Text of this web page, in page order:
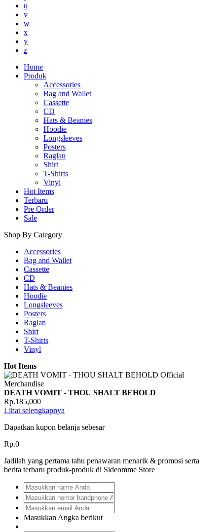
u
v
w
x
y
z
Home
Produk
Accessories
Bag and Wallet
Cassette
CD
Hats & Beanies
Hoodie
Longsleeves
Posters
Raglan
Shirt
T-Shirts
Vinyl
Hot Items
Terbaru
Pre Order
Sale
Shop By Category
Accessories
Bag and Wallet
Cassette
CD
Hats & Beanies
Hoodie
Longsleeves
Posters
Raglan
Shirt
T-Shirts
Vinyl
Hot Items
DEATH VOMIT - THOU SHALT BEHOLD
Rp.185,000
Lihat selengkapnya
Dapatkan kupon belanja sebesar
Rp.0
Jadilah yang pertama tahu penawaran menarik & promosi serta
berita terbaru produk-produk di Sideomme Store
Masukkan Angka berikut